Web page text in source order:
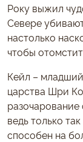
Року выжил
Севере
настолько
чтобы
Кейл –
царства Шри
разочарование
ведь только
способен на